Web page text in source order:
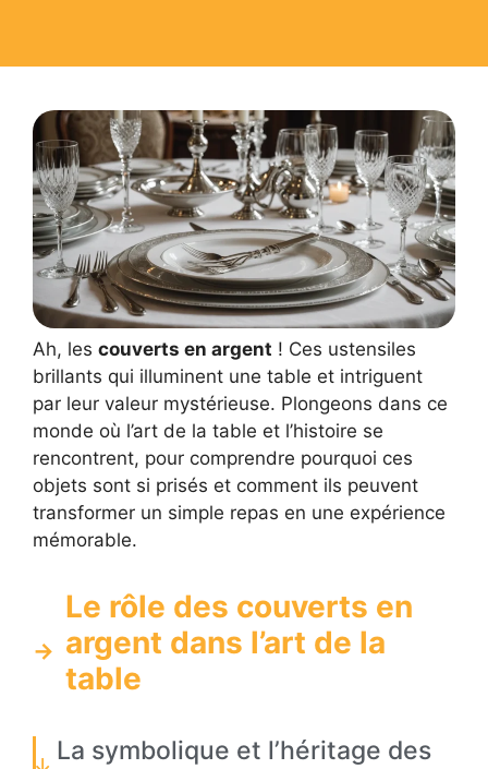
Ah, les couverts en argent ! Ces ustensiles
brillants qui illuminent une table et intriguent
par leur valeur mystérieuse. Plongeons dans ce
monde où l’art de la table et l’histoire se
rencontrent, pour comprendre pourquoi ces
objets sont si prisés et comment ils peuvent
transformer un simple repas en une expérience
mémorable.
Le rôle des couverts en
argent dans l’art de la
table
La symbolique et l’héritage des